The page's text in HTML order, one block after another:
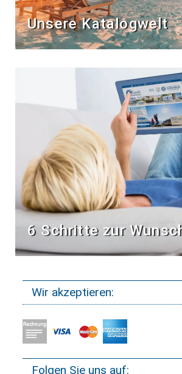
Unsere Katalogwelt
6 Schritte zur
Wir akzeptieren:
Folgen Sie uns auf: